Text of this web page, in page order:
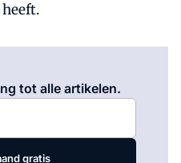
tot alle artikelen.
gratis